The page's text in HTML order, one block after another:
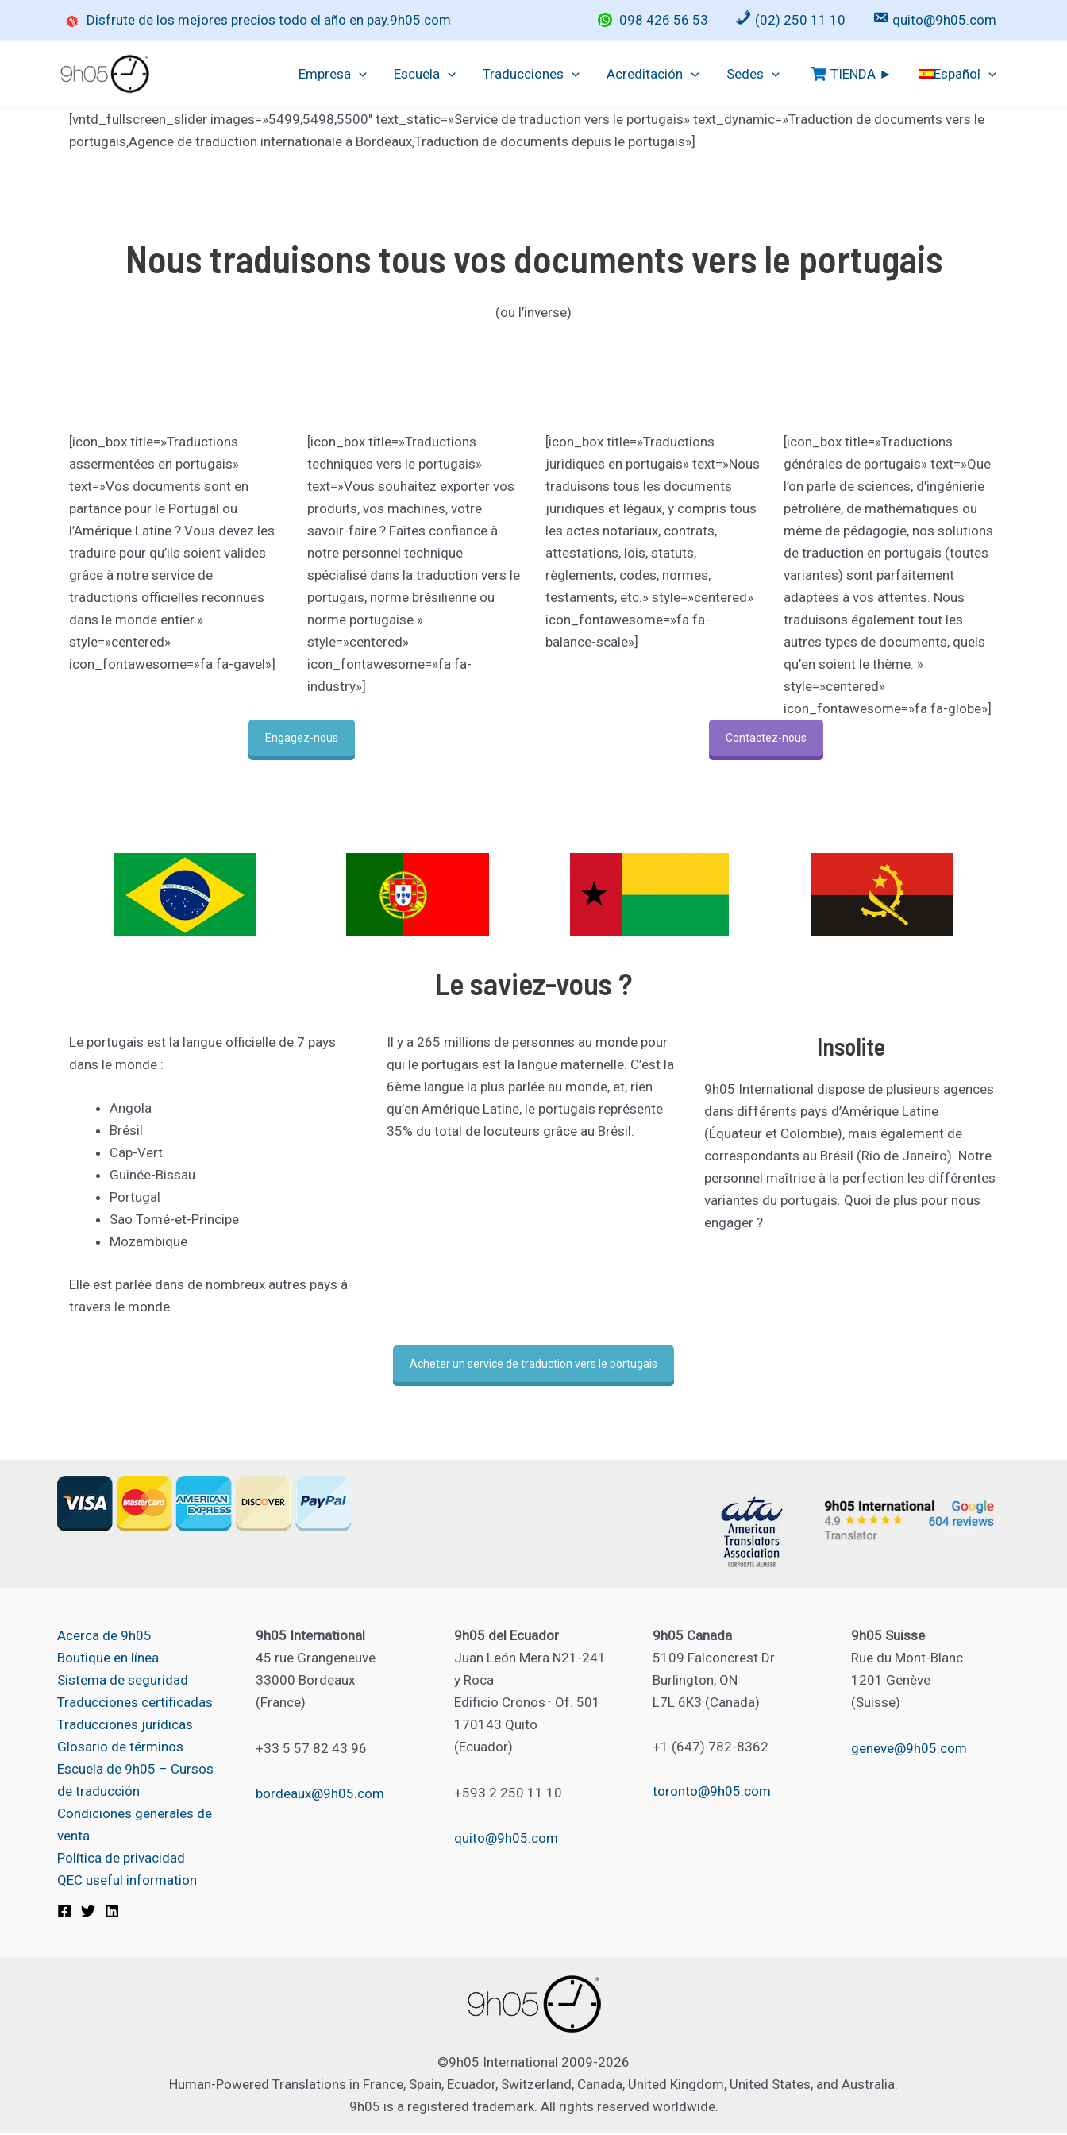
Disfrute de los mejores precios todo el año en pay.9h05.com 098 426 56 53 (02) 250 11 10 quito@9h05.com
Empresa Escuela Traducciones Acreditación Sedes TIENDA ► Español
[vntd_fullscreen_slider images=»5499,5498,5500″ text_static=»Service de traduction vers le portugais» text_dynamic=»Traduction de documents vers le
portugais,Agence de traduction internationale à Bordeaux,Traduction de documents depuis le portugais»]
Nous traduisons tous vos documents vers le portugais
(ou l’inverse)
[icon_box title=»Traductions
assermentées en portugais»
text=»Vos documents sont en
partance pour le Portugal ou
l’Amérique Latine ? Vous devez les
traduire pour qu’ils soient valides
grâce à notre service de
traductions officielles reconnues
dans le monde entier.»
style=»centered»
icon_fontawesome=»fa fa-gavel»]
[icon_box title=»Traductions
techniques vers le portugais»
text=»Vous souhaitez exporter vos
produits, vos machines, votre
savoir-faire ? Faites confiance à
notre personnel technique
spécialisé dans la traduction vers le
portugais, norme brésilienne ou
norme portugaise.»
style=»centered»
icon_fontawesome=»fa fa-
industry»]
[icon_box title=»Traductions
juridiques en portugais» text=»Nous
traduisons tous les documents
juridiques et légaux, y compris tous
les actes notariaux, contrats,
attestations, lois, statuts,
règlements, codes, normes,
testaments, etc.» style=»centered»
icon_fontawesome=»fa fa-
balance-scale»]
[icon_box title=»Traductions
générales de portugais» text=»Que
l’on parle de sciences, d’ingénierie
pétrolière, de mathématiques ou
même de pédagogie, nos solutions
de traduction en portugais (toutes
variantes) sont parfaitement
adaptées à vos attentes. Nous
traduisons également tout les
autres types de documents, quels
qu’en soient le thème. »
style=»centered»
icon_fontawesome=»fa fa-globe»]
Engagez-nous Contactez-nous
Le saviez-vous ?
Le portugais est la langue officielle de 7 pays
dans le monde :
Angola
Brésil
Cap-Vert
Guinée-Bissau
Portugal
Sao Tomé-et-Principe
Mozambique
Elle est parlée dans de nombreux autres pays à
travers le monde.
Il y a 265 millions de personnes au monde pour
qui le portugais est la langue maternelle. C’est la
6ème langue la plus parlée au monde, et, rien
qu’en Amérique Latine, le portugais représente
35% du total de locuteurs grâce au Brésil.
Insolite
9h05 International dispose de plusieurs agences
dans différents pays d’Amérique Latine
(Équateur et Colombie), mais également de
correspondants au Brésil (Rio de Janeiro). Notre
personnel maîtrise à la perfection les différentes
variantes du portugais. Quoi de plus pour nous
engager ?
Acheter un service de traduction vers le portugais
Acerca de 9h05
Boutique en línea
Sistema de seguridad
Traducciones certificadas
Traducciones jurídicas
Glosario de términos
Escuela de 9h05 – Cursos
de traducción
Condiciones generales de
venta
Política de privacidad
QEC useful information
9h05 International
45 rue Grangeneuve
33000 Bordeaux
(France)
+33 5 57 82 43 96
bordeaux@9h05.com
9h05 del Ecuador
Juan León Mera N21-241
y Roca
Edificio Cronos · Of. 501
170143 Quito
(Ecuador)
+593 2 250 11 10
quito@9h05.com
9h05 Canada
5109 Falconcrest Dr
Burlington, ON
L7L 6K3 (Canada)
+1 (647) 782-8362
toronto@9h05.com
9h05 Suisse
Rue du Mont-Blanc
1201 Genève
(Suisse)
geneve@9h05.com
©9h05 International 2009-2026
Human-Powered Translations in France, Spain, Ecuador, Switzerland, Canada, United Kingdom, United States, and Australia.
9h05 is a registered trademark. All rights reserved worldwide.